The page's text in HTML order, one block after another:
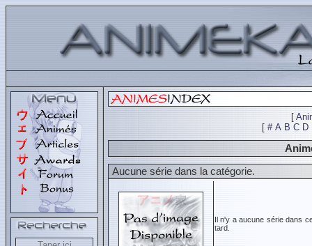
[
[ # A B C D
Aucune série dans la catégorie.
Il n'y a aucune série dans
tard.